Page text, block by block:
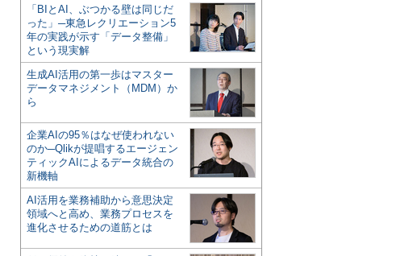
「BIとAI、ぶつかる壁は同じだ
った」─東急レクリエーション5
年の実践が示す「データ整備」
という現実解
生成AI活用の第一歩はマスター
データマネジメント（MDM）か
ら
企業AIの95％はなぜ使われない
のか─Qlikが提唱するエージェン
ティックAIによるデータ統合の
新機軸
AI活用を業務補助から意思決定
領域へと高め、業務プロセスを
進化させるための道筋とは